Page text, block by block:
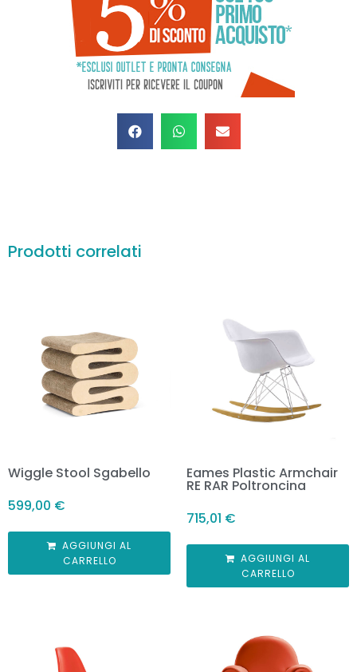
Prodotti correlati
Wiggle Stool Sgabello
599,00 €
AGGIUNGI AL
CARRELLO
Eames Plastic Armchair
RE RAR Poltroncina
715,01 €
AGGIUNGI AL
CARRELLO